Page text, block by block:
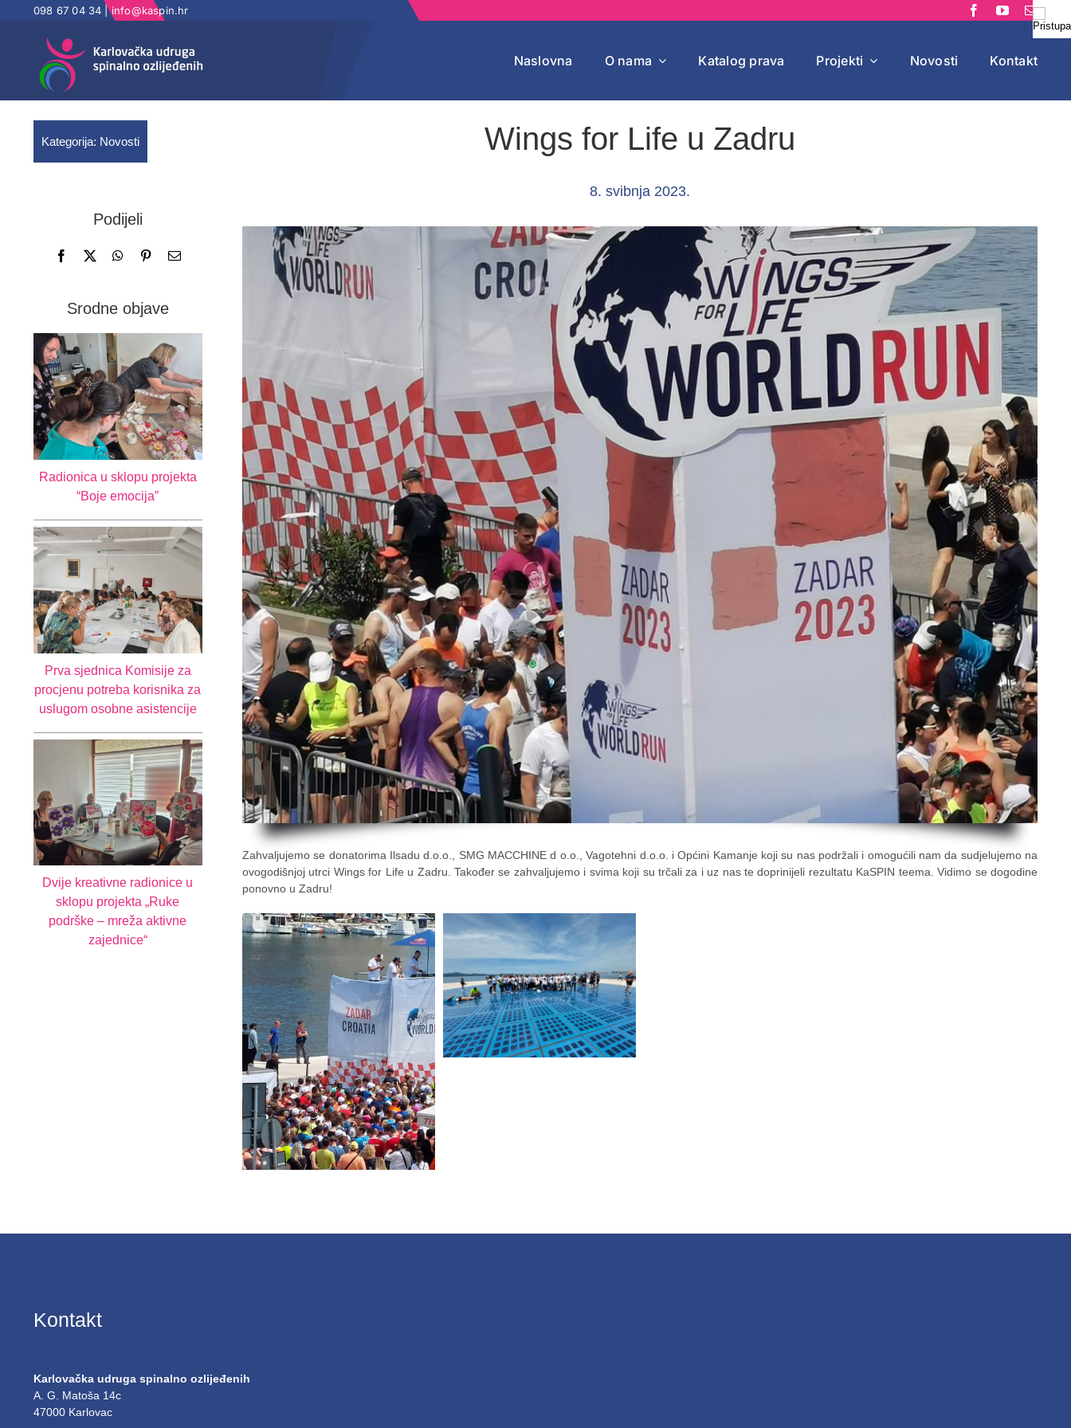
098 67 04 34 |info@kaspin.hr
Naslovna O nama Katalog prava Projekti Novosti Kontakt
Kategorija: Novosti
Podijeli
Srodne objave
Radionica u sklopu projekta
“Boje emocija”
Prva sjednica Komisije za
procjenu potreba korisnika za
uslugom osobne asistencije
Dvije kreativne radionice u
sklopu projekta „Ruke
podrške – mreža aktivne
zajednice“
Wings for Life u Zadru
8. svibnja 2023.
Zahvaljujemo se donatorima Ilsadu d.o.o., SMG MACCHINE d o.o., Vagotehni d.o.o. i Općini Kamanje koji su nas podržali i omogućili nam da sudjelujemo na
ovogodišnjoj utrci Wings for Life u Zadru. Također se zahvaljujemo i svima koji su trčali za i uz nas te doprinijeli rezultatu KaSPIN teema. Vidimo se dogodine
ponovno u Zadru!
Kontakt
Karlovačka udruga spinalno ozlijeđenih
A. G. Matoša 14c
47000 Karlovac